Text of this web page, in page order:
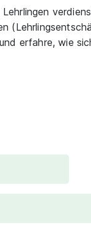
erfahre, wie